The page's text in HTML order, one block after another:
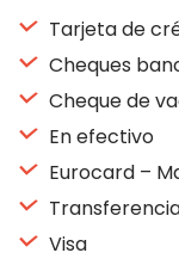
Tarjeta de
Cheques
Cheque de
En efectivo
Eurocard –
Visa